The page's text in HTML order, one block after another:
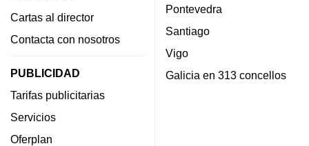
Cartas al director
Contacta con nosotros
PUBLICIDAD
Tarifas publicitarias
Servicios
Oferplan
Pontevedra
Santiago
Vigo
Galicia en 313 concellos